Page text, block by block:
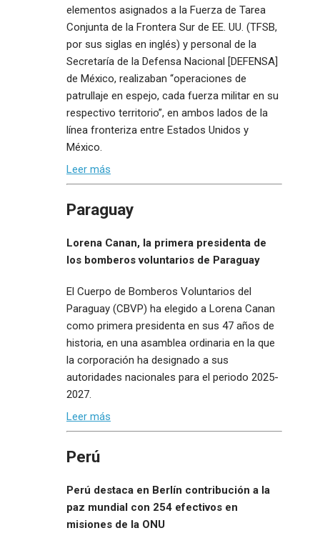
elementos asignados a la Fuerza de Tarea
Conjunta de la Frontera Sur de EE. UU. (TFSB,
por sus siglas en inglés) y personal de la
Secretaría de la Defensa Nacional [DEFENSA]
de México, realizaban “operaciones de
patrullaje en espejo, cada fuerza militar en su
respectivo territorio”, en ambos lados de la
línea fronteriza entre Estados Unidos y
México.
Leer más
Paraguay
Lorena Canan, la primera presidenta de
los bomberos voluntarios de Paraguay
El Cuerpo de Bomberos Voluntarios del
Paraguay (CBVP) ha elegido a Lorena Canan
como primera presidenta en sus 47 años de
historia, en una asamblea ordinaria en la que
la corporación ha designado a sus
autoridades nacionales para el periodo 2025-
2027.
Leer más
Perú
Perú destaca en Berlín contribución a la
paz mundial con 254 efectivos en
misiones de la ONU